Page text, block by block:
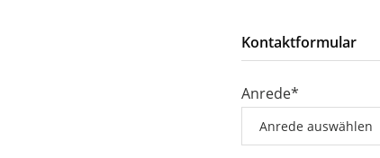
Kontaktformular
Anrede*